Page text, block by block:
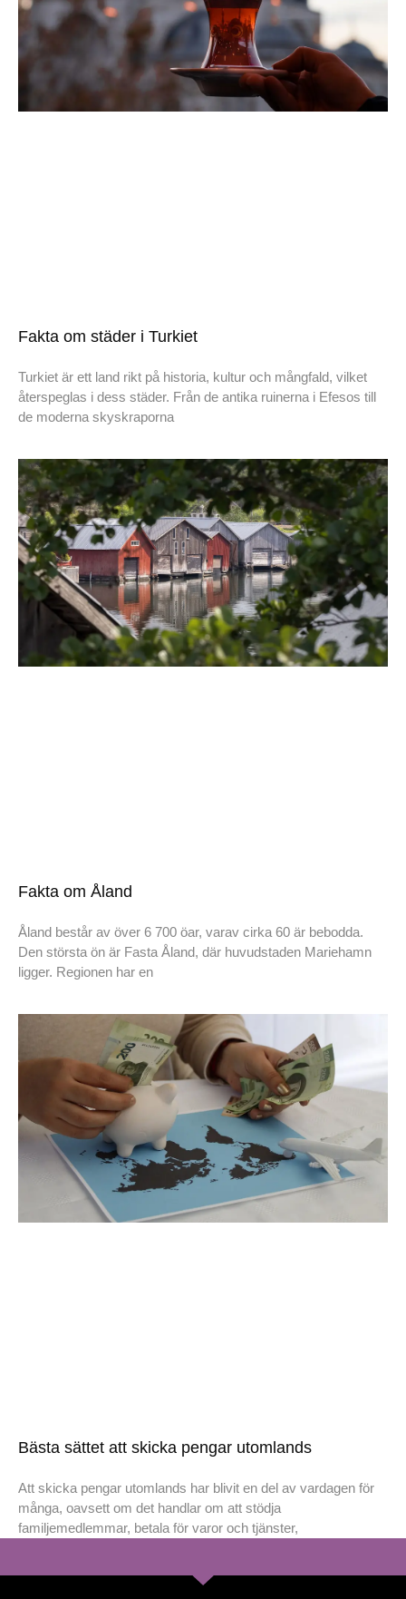
Fakta om städer i Turkiet
Turkiet är ett land rikt på historia, kultur och mångfald, vilket
återspeglas i dess städer. Från de antika ruinerna i Efesos till
de moderna skyskraporna
Fakta om Åland
Åland består av över 6 700 öar, varav cirka 60 är bebodda.
Den största ön är Fasta Åland, där huvudstaden Mariehamn
ligger. Regionen har en
Bästa sättet att skicka pengar utomlands
Att skicka pengar utomlands har blivit en del av vardagen för
många, oavsett om det handlar om att stödja
familjemedlemmar, betala för varor och tjänster,